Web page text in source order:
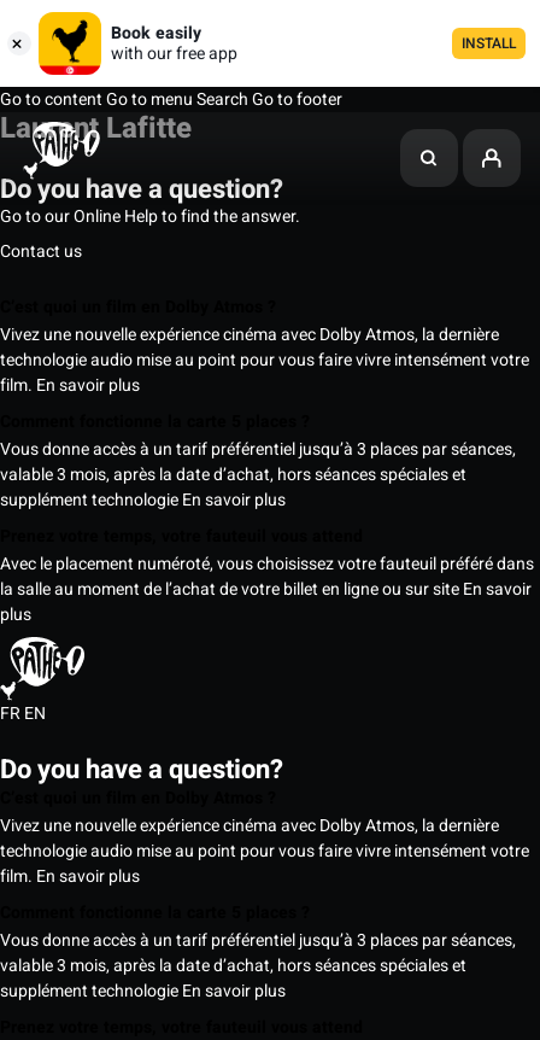
Book easily
with our free app
INSTALL
Go to contentGo to menuSearchGo to footer
Laurent Lafitte
Do you have a question?
Go to our Online Help to find the answer.
Contact us
Vivez une nouvelle expérience cinéma avec Dolby Atmos, la dernière
technologie audio mise au point pour vous faire vivre intensément votre
film. En savoir plus
Vous donne accès à un tarif préférentiel jusqu’à 3 places par séances,
valable 3 mois, après la date d’achat, hors séances spéciales et
supplément technologieEn savoir plus
Avec le placement numéroté, vous choisissez votre fauteuil préféré dans
la salle au moment de l’achat de votre billet en ligne ou sur siteEn savoir
plus
FREN
Do you have a question?
Vivez une nouvelle expérience cinéma avec Dolby Atmos, la dernière
technologie audio mise au point pour vous faire vivre intensément votre
film. En savoir plus
Vous donne accès à un tarif préférentiel jusqu’à 3 places par séances,
valable 3 mois, après la date d’achat, hors séances spéciales et
supplément technologieEn savoir plus